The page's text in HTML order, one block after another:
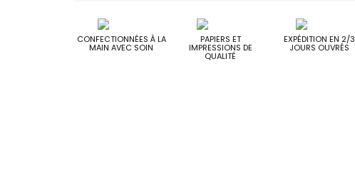
CONFECTIONNÉES À LA
MAIN AVEC SOIN
PAPIERS ET
IMPRESSIONS DE
QUALITÉ
EXPÉDITION EN 2/3
JOURS OUVRÉS